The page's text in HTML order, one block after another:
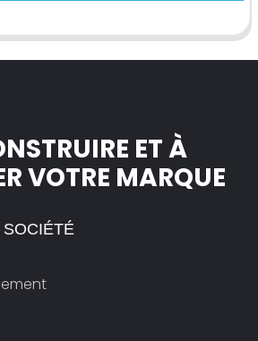
ET À
VOTRE MARQUE